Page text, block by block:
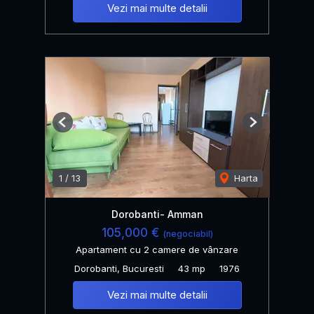
Vezi mai multe detalii
1 / 13 Harta
Previous Next
Dorobanti- Amman
105,000 € (negociabil)
Apartament cu 2 camere de vânzare
Dorobanti, Bucuresti
43 mp 1976
Vezi mai multe detalii